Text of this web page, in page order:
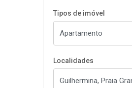
Tipos de imóvel
Localidades